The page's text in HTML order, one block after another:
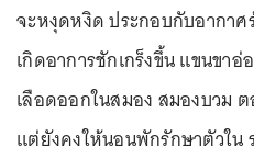
จะหงุดหงิด ประกอบกับอากาศ
เกิดอาการชักเกร็งขึ้น แขนขา
เลือดออกในสมอง สมองบวม
แต่ยังคงให้นอนพักรักษาตัวใน